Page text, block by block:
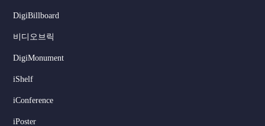
DigiBillboard
비디오브릭
DigiMonument
iShelf
iConference
iPoster
Russian
Hindi
Dutch
Serbian